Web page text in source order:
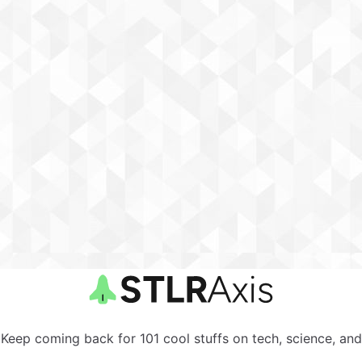
Keep coming back for 101 cool stuffs on tech, science, and